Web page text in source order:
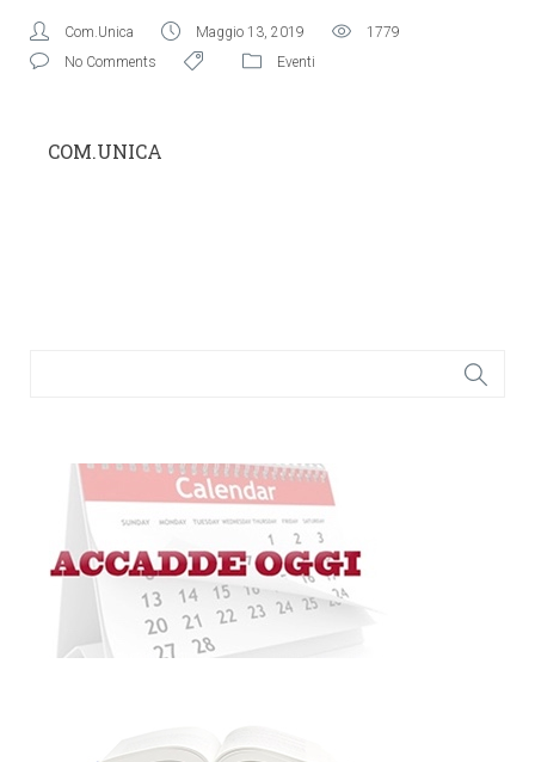
Com.Unica Maggio 13, 2019
1779
No Comments
Eventi
COM.UNICA